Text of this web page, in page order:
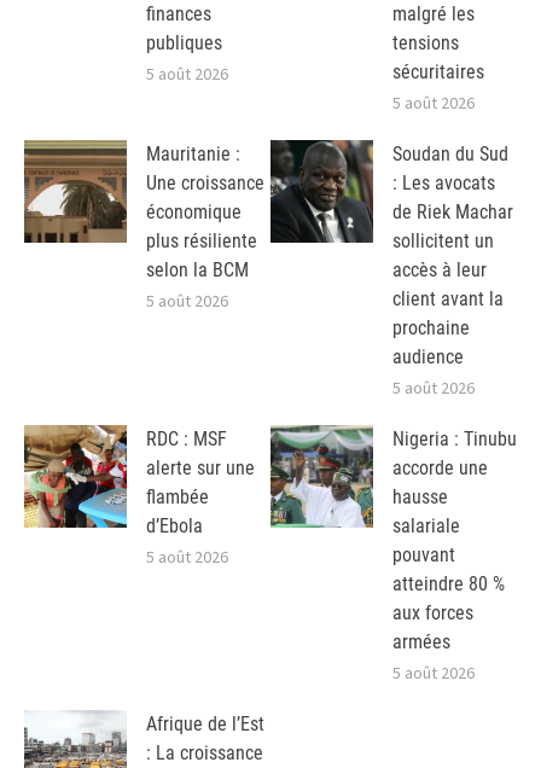
finances
publiques
5 août 2026
malgré les
tensions
sécuritaires
5 août 2026
Mauritanie :
Une croissance
économique
plus résiliente
selon la BCM
5 août 2026
Soudan du Sud
: Les avocats
de Riek Machar
sollicitent un
accès à leur
client avant la
prochaine
audience
5 août 2026
RDC : MSF
alerte sur une
flambée
d’Ebola
5 août 2026
Nigeria : Tinubu
accorde une
hausse
salariale
pouvant
atteindre 80 %
aux forces
armées
5 août 2026
Afrique de l’Est
: La croissance